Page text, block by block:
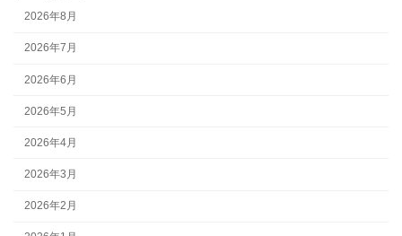
2026年8月
2026年7月
2026年6月
2026年5月
2026年4月
2026年3月
2026年2月